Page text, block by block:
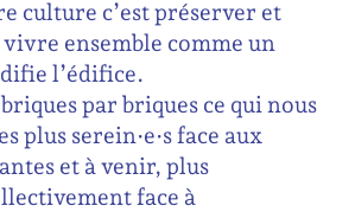
culture c’est préserver et
ensemble comme un
l’édifice.
par briques ce qui nous
plus serein·e·s face aux
et à venir, plus
face à